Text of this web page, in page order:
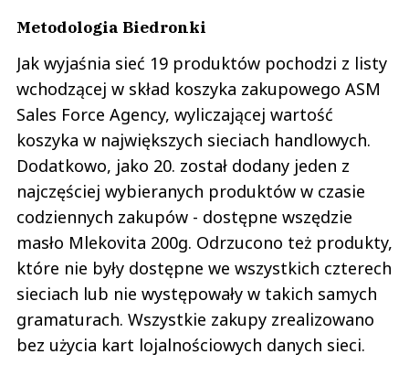
Metodologia Biedronki
Jak wyjaśnia sieć 19 produktów pochodzi z listy
wchodzącej w skład koszyka zakupowego ASM
Sales Force Agency, wyliczającej wartość
koszyka w największych sieciach handlowych.
Dodatkowo, jako 20. został dodany jeden z
najczęściej wybieranych produktów w czasie
codziennych zakupów - dostępne wszędzie
masło Mlekovita 200g. Odrzucono też produkty,
które nie były dostępne we wszystkich czterech
sieciach lub nie występowały w takich samych
gramaturach. Wszystkie zakupy zrealizowano
bez użycia kart lojalnościowych danych sieci.